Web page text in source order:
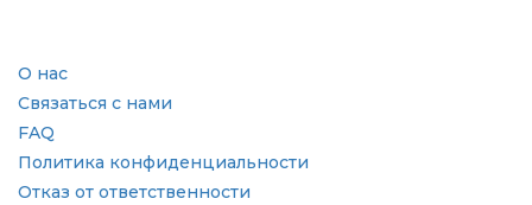
О нас
Связаться с нами
FAQ
Политика конфиденциальности
Отказ от ответственности